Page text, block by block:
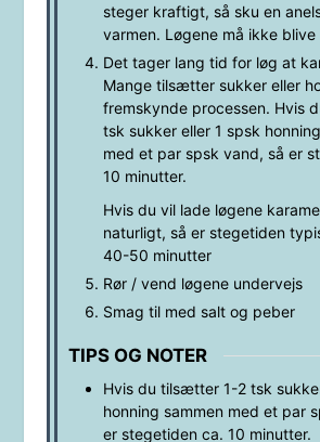
steger kraftigt, så sku en
varmen. Løgene må ikke blive
Det tager lang tid for løg at
Mange tilsætter sukker eller
fremskynde processen. Hvis
tsk sukker eller 1 spsk
med et par spsk vand, så er
10 minutter.
Hvis du vil lade løgene
naturligt, så er stegetiden
40-50 minutter
Rør / vend løgene undervejs
Smag til med salt og peber
TIPS OG NOTER
Hvis du tilsætter 1-2 tsk
honning sammen med et par
er stegetiden ca. 10 minutter.